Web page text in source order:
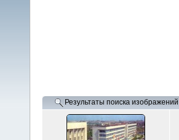
Результаты поиска